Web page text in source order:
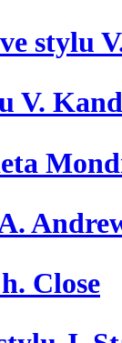
stylu
V.
Close